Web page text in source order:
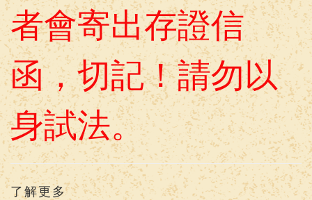
者會寄出存證信
函，切記！請勿以
身試法。
了解更多